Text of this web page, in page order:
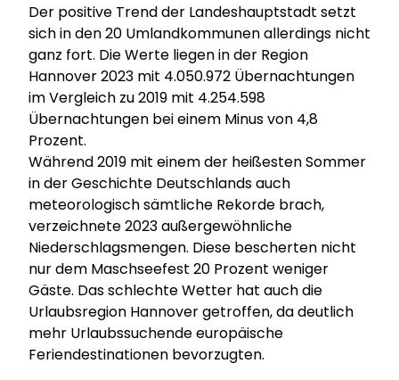
Der positive Trend der Landeshauptstadt setzt
sich in den 20 Umlandkommunen allerdings nicht
ganz fort. Die Werte liegen in der Region
Hannover 2023 mit 4.050.972 Übernachtungen
im Vergleich zu 2019 mit 4.254.598
Übernachtungen bei einem Minus von 4,8
Prozent.
Während 2019 mit einem der heißesten Sommer
in der Geschichte Deutschlands auch
meteorologisch sämtliche Rekorde brach,
verzeichnete 2023 außergewöhnliche
Niederschlagsmengen. Diese bescherten nicht
nur dem Maschseefest 20 Prozent weniger
Gäste. Das schlechte Wetter hat auch die
Urlaubsregion Hannover getroffen, da deutlich
mehr Urlaubssuchende europäische
Feriendestinationen bevorzugten.